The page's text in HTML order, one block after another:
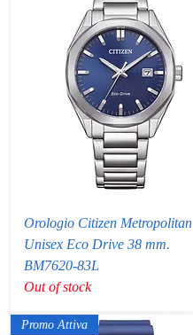
Orologio Citizen Metropolitan
Unisex Eco Drive 38 mm.
BM7620-83L
Out of stock
Promo Attiva